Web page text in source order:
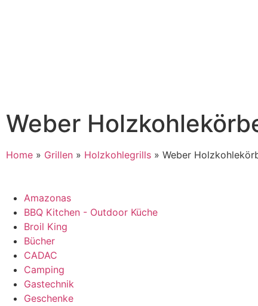
Weber
Home » Grillen » Holzkohlegrills » Weber
Amazonas
BBQ Kitchen - Outdoor Küche
Broil King
Bücher
CADAC
Camping
Gastechnik
Geschenke